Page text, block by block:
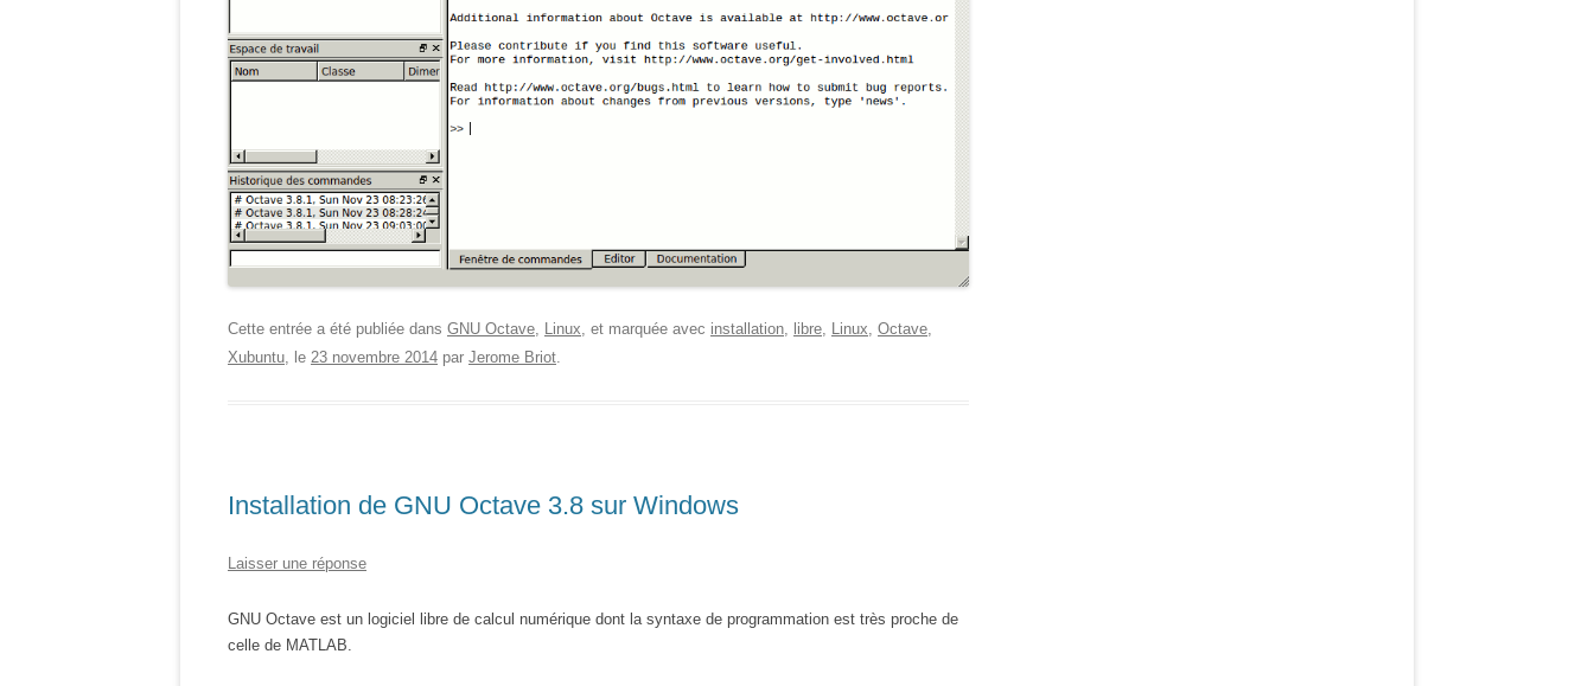
Cette entrée a été publiée dans GNU Octave, Linux, et marquée avec installation, libre, Linux, Octave,
Xubuntu, le 23 novembre 2014 par Jerome Briot.
Installation de GNU Octave 3.8 sur Windows
Laisser une réponse
GNU Octave est un logiciel libre de calcul numérique dont la syntaxe de programmation est très proche de
celle de MATLAB.